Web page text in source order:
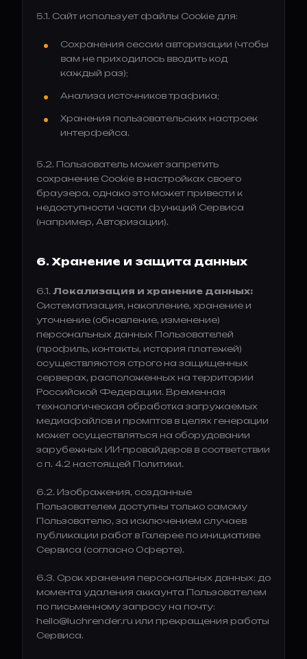
5.1. Сайт использует файлы Cookie для:
Сохранения сессии авторизации (чтобы
вам не приходилось вводить код
каждый раз);
Анализа источников трафика;
Хранения пользовательских настроек
интерфейса.
5.2. Пользователь может запретить
сохранение Cookie в настройках своего
браузера, однако это может привести к
недоступности части функций Сервиса
(например, Авторизации).
6. Хранение и защита данных
6.1. Локализация и хранение данных:
Систематизация, накопление, хранение и
уточнение (обновление, изменение)
персональных данных Пользователей
(профиль, контакты, история платежей)
осуществляются строго на защищенных
серверах, расположенных на территории
Российской Федерации. Временная
технологическая обработка загружаемых
медиафайлов и промптов в целях генерации
может осуществляться на оборудовании
зарубежных ИИ-провайдеров в соответствии
с п. 4.2 настоящей Политики.
6.2. Изображения, созданные
Пользователем доступны только самому
Пользователю, за исключением случаев
публикации работ в Галерее по инициативе
Сервиса (согласно Оферте).
6.3. Срок хранения персональных данных: до
момента удаления аккаунта Пользователем
по письменному запросу на почту:
hello@luchrender.ru или прекращения работы
Сервиса.